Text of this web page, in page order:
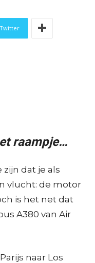
Twitter
raampje…
dat je als
vlucht: de motor
is het net dat
A380 van Air
naar Los